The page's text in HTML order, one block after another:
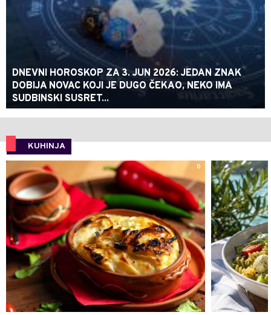
DNEVNI HOROSKOP ZA 3. JUN 2026: JEDAN ZNAK
DOBIJA NOVAC KOJI JE DUGO ČEKAO, NEKO IMA
SUDBINSKI SUSRET...
KUHINJA
0